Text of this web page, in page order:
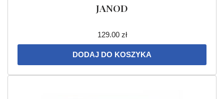
JANOD
129.00 zł
DODAJ DO KOSZYKA